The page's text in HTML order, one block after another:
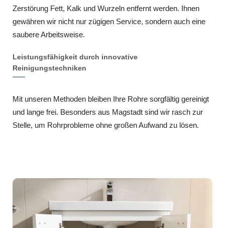
Zerstörung Fett, Kalk und Wurzeln entfernt werden. Ihnen
gewähren wir nicht nur zügigen Service, sondern auch eine
saubere Arbeitsweise.
Leistungsfähigkeit durch innovative
Reinigungstechniken
Mit unseren Methoden bleiben Ihre Rohre sorgfältig gereinigt
und lange frei. Besonders aus Magstadt sind wir rasch zur
Stelle, um Rohrprobleme ohne großen Aufwand zu lösen.